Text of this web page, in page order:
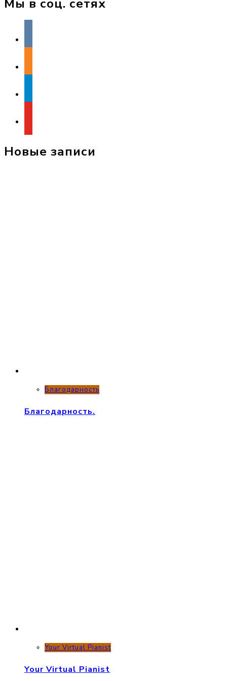
Мы в соц. сетях
Новые записи
Благодарность
Благодарность.
Your Virtual Pianist
Your Virtual Pianist